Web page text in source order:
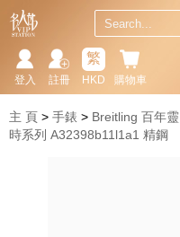
購物車
繁
HKD
註冊
登入
主 頁 手錶 Breitling 百年靈
時系列 A32398b11l1a1 精鋼